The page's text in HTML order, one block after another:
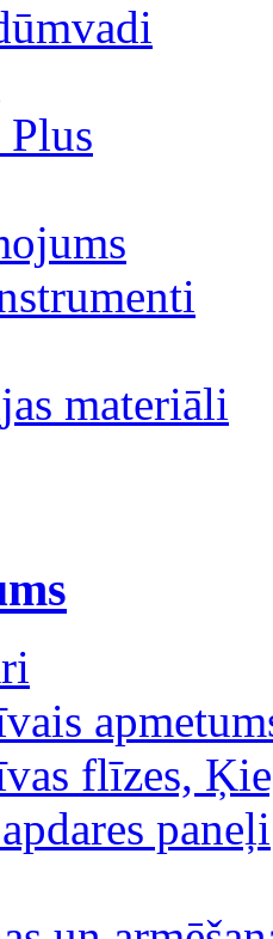
materiāli
flīzes,
paneļi